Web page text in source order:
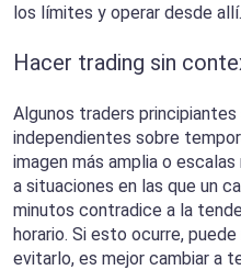
los límites y operar desde allí.
Hacer trading sin
Algunos traders
independientes sobre
imagen más amplia o
a situaciones en las que un
minutos contradice a la
horario. Si esto ocurre,
evitarlo, es mejor cambiar a